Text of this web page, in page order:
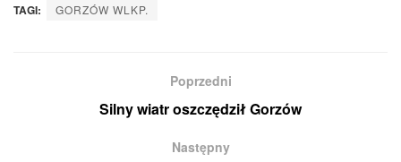
TAGI: GORZÓW WLKP.
Poprzedni
Silny wiatr oszczędził Gorzów
Następny